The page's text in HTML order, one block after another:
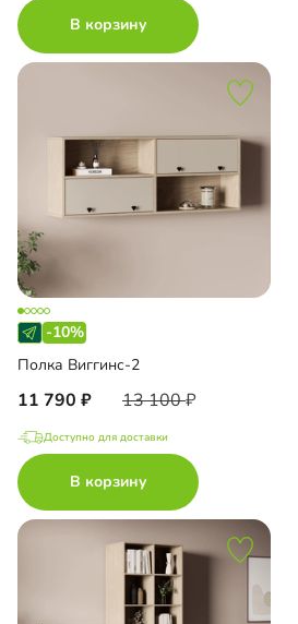
В корзину
-10%
Полка Виггинс-2
11 790 13 100
Доступно для доставки
В корзину